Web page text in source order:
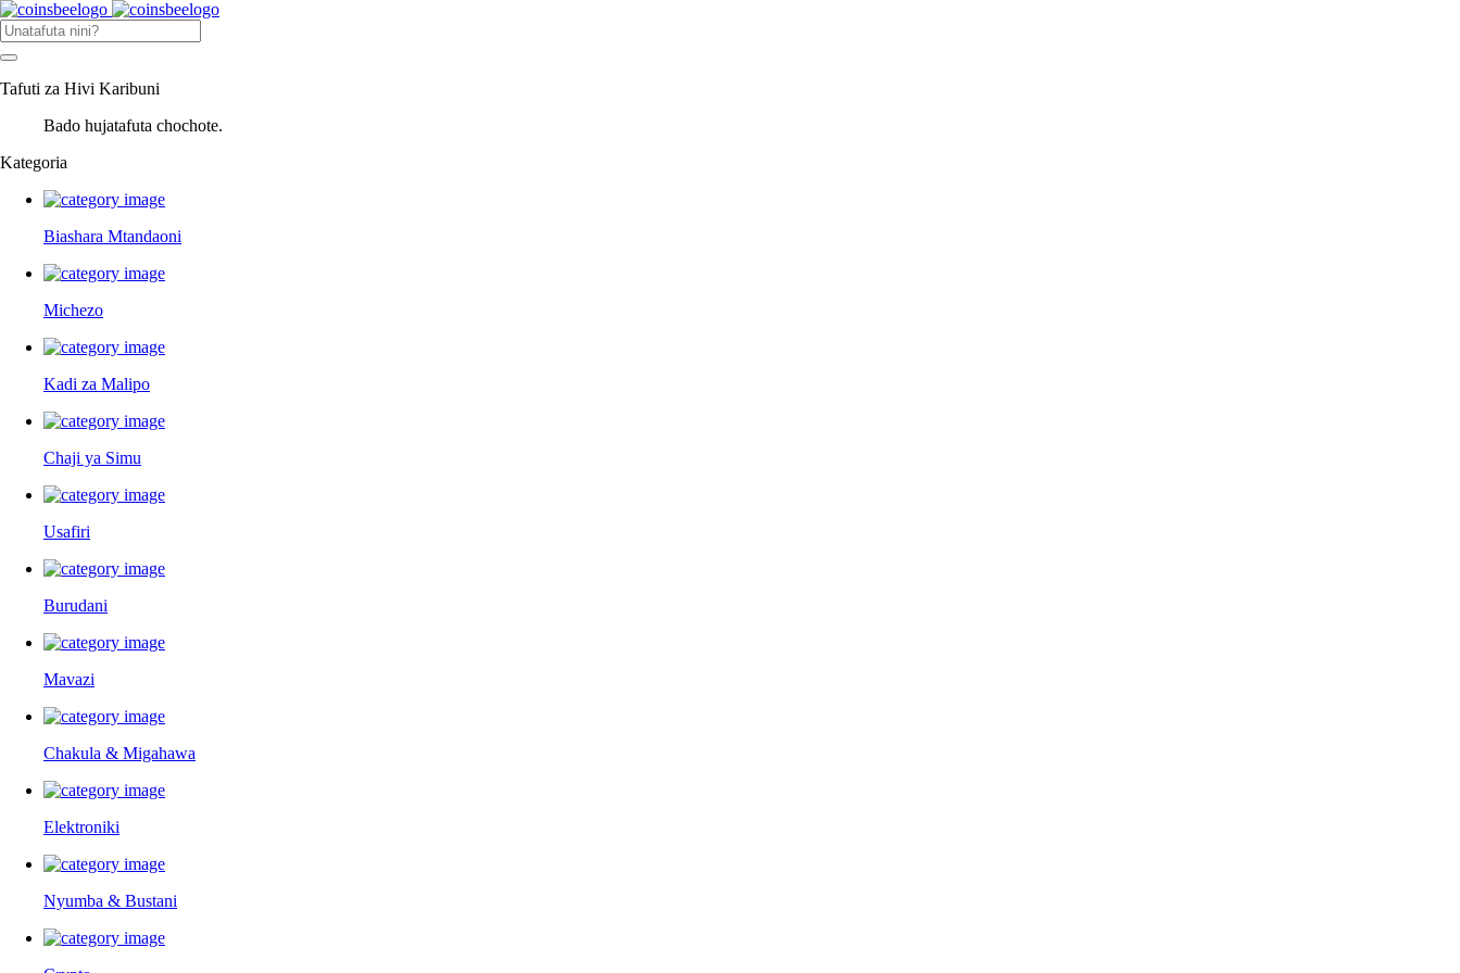
Tafuti za Hivi Karibuni
Bado hujatafuta chochote.
Kategoria
Biashara Mtandaoni
Michezo
Kadi za Malipo
Chaji ya Simu
Usafiri
Burudani
Mavazi
Chakula & Migahawa
Elektroniki
Nyumba & Bustani